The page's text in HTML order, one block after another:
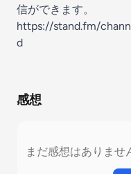
信ができます。
https://stand.fm/
d
感想
まだ感想はありませ